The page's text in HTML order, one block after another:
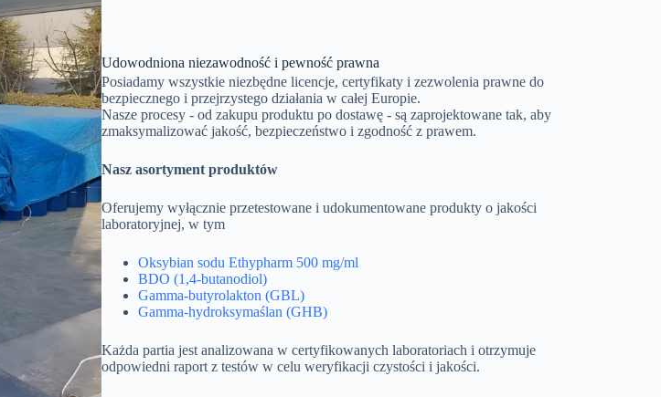
Udowodniona niezawodność i pewność prawna
Posiadamy wszystkie niezbędne licencje, certyfikaty i zezwolenia prawne do
bezpiecznego i przejrzystego działania w całej Europie.
Nasze procesy - od zakupu produktu po dostawę - są zaprojektowane tak, aby
zmaksymalizować jakość, bezpieczeństwo i zgodność z prawem.
Nasz asortyment produktów
Oferujemy wyłącznie przetestowane i udokumentowane produkty o jakości
laboratoryjnej, w tym
Oksybian sodu Ethypharm 500 mg/ml
BDO (1,4-butanodiol)
Gamma-butyrolakton (GBL)
Gamma-hydroksymaślan (GHB)
Każda partia jest analizowana w certyfikowanych laboratoriach i otrzymuje
odpowiedni raport z testów w celu weryfikacji czystości i jakości.